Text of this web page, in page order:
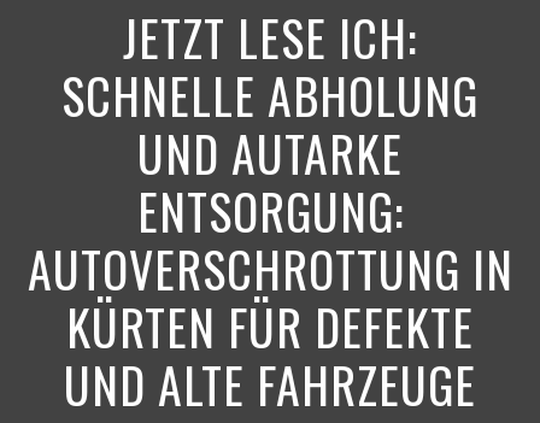
JETZT LESE ICH:
SCHNELLE ABHOLUNG
UND AUTARKE
ENTSORGUNG:
AUTOVERSCHROTTUNG IN
KÜRTEN FÜR DEFEKTE
UND ALTE FAHRZEUGE